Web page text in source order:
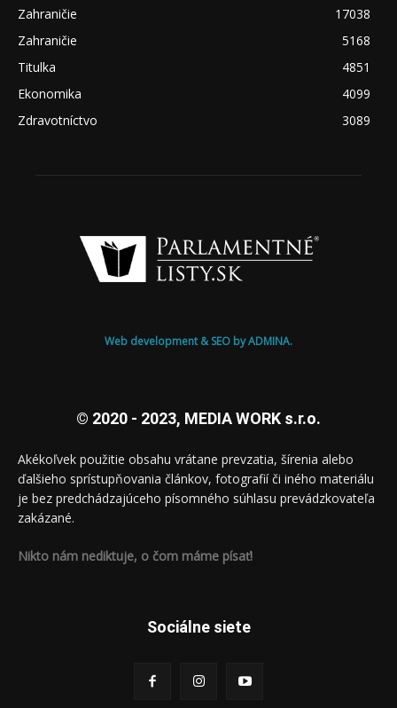
Zahraničie
17038
Zahraničie
5168
Titulka
4851
Ekonomika
4099
Zdravotníctvo
3089
Web development & SEO by ADMINA.
© 2020 - 2023, MEDIA WORK s.r.o.
Akékoľvek použitie obsahu vrátane prevzatia, šírenia alebo
ďalšieho sprístupňovania článkov, fotografií či iného materiálu
je bez predchádzajúceho písomného súhlasu prevádzkovateľa
zakázané.
Nikto nám nediktuje, o čom máme písať!
Sociálne siete